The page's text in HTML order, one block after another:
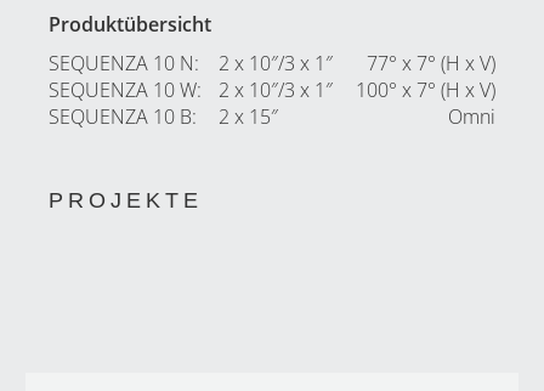
Produktübersicht
SEQUENZA 10 N: 2 x 10″/3 x 1″
77° x 7° (H x V)
SEQUENZA 10 W: 2 x 10″/3 x 1″
100° x 7° (H x V)
SEQUENZA 10 B: 2 x 15″ Omni
PROJEKTE